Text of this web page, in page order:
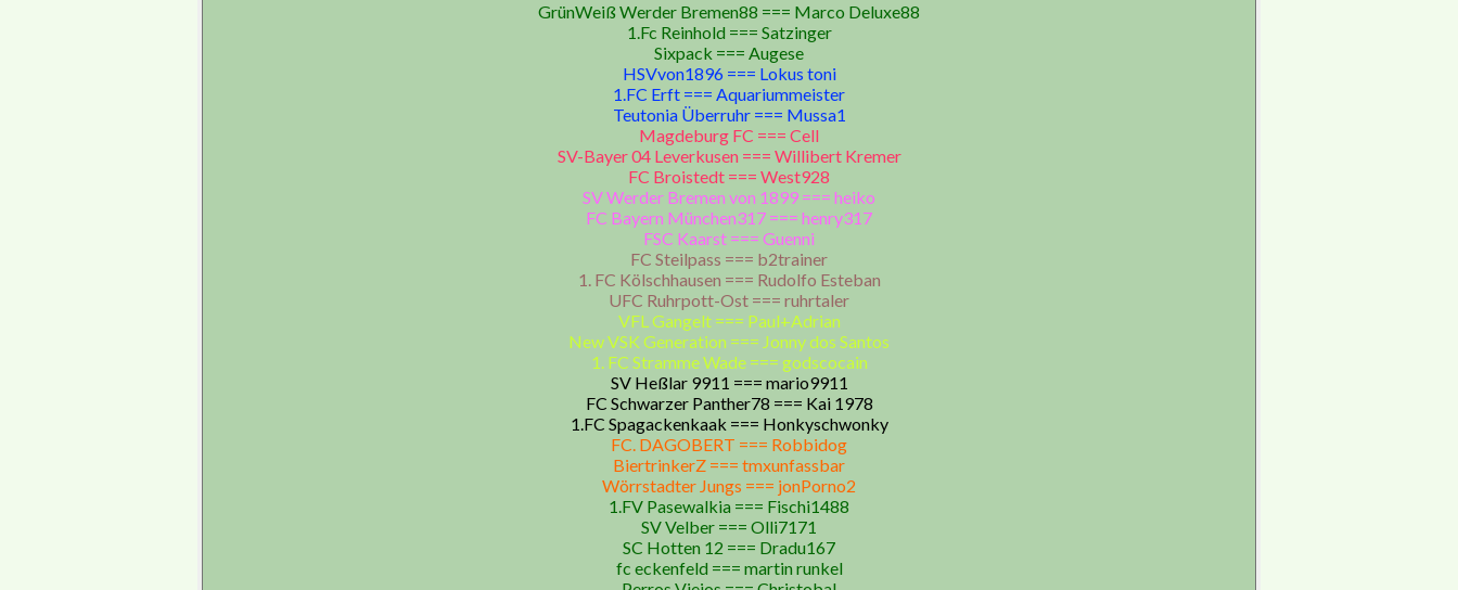
GrünWeiß Werder Bremen88 === Marco Deluxe88
1.Fc Reinhold === Satzinger
Sixpack === Augese
HSVvon1896 === Lokus toni
1.FC Erft === Aquariummeister
Teutonia Überruhr === Mussa1
Magdeburg FC === Cell
SV-Bayer 04 Leverkusen === Willibert Kremer
FC Broistedt === West928
SV Werder Bremen von 1899 === heiko
FC Bayern München317 === henry317
FSC Kaarst === Guenni
FC Steilpass === b2trainer
1. FC Kölschhausen === Rudolfo Esteban
UFC Ruhrpott-Ost === ruhrtaler
VFL Gangelt === Paul+Adrian
New VSK Generation === Jonny dos Santos
1. FC Stramme Wade === godscocain
SV Heßlar 9911 === mario9911
FC Schwarzer Panther78 === Kai 1978
1.FC Spagackenkaak === Honkyschwonky
FC. DAGOBERT === Robbidog
BiertrinkerZ === tmxunfassbar
Wörrstadter Jungs === jonPorno2
1.FV Pasewalkia === Fischi1488
SV Velber === Olli7171
SC Hotten 12 === Dradu167
fc eckenfeld === martin runkel